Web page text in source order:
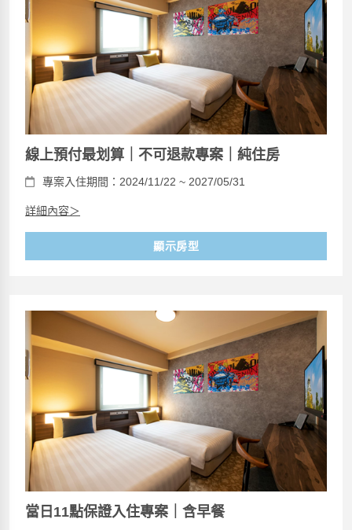
線上預付最划算｜不可退款專案｜純住房
專案入住期間：2024/11/22 ~ 2027/05/31
詳細內容＞
顯示房型
當日11點保證入住專案｜含早餐